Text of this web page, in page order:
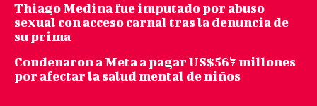
Thiago Medina fue imputado por abuso
sexual con acceso carnal tras la denuncia de
su prima
Condenaron a Meta a pagar US$567 millones
por afectar la salud mental de niños